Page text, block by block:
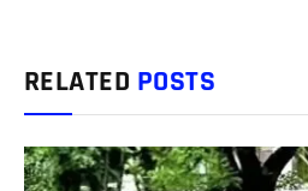
RELATED POSTS